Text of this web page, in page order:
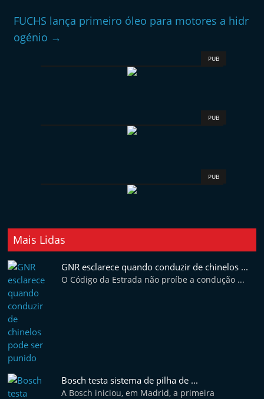
FUCHS lança primeiro óleo para motores a hidr
ogénio →
PUB
PUB
PUB
Mais Lidas
GNR esclarece quando conduzir de chinelos ...
O Código da Estrada não proíbe a condução ...
Bosch testa sistema de pilha de ...
A Bosch iniciou, em Madrid, a primeira